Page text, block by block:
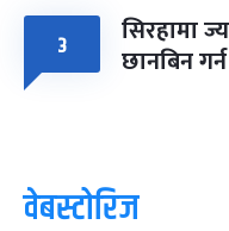
३ सिरहामा
छानबिन
वेबस्टोरिज